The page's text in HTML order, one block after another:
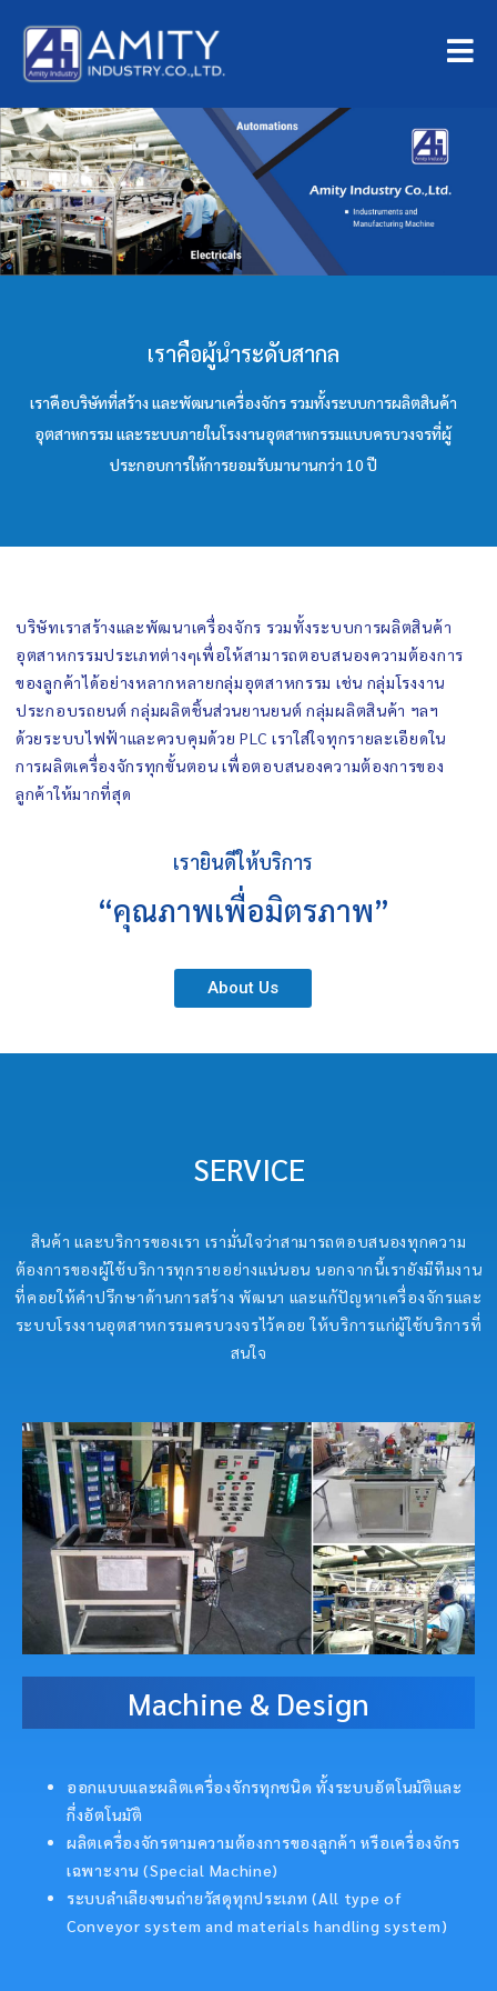
เราคือผู้นำระดับสากล
เราคือบริษัทที่สร้าง และพัฒนาเครื่องจักร รวมทั้งระบบการผลิตสินค้า
อุตสาหกรรม และระบบภายในโรงงานอุตสาหกรรมแบบครบวงจรที่ผู้
ประกอบการให้การยอมรับมานานกว่า 10 ปี
บริษัทเราสร้างและพัฒนาเครื่องจักร รวมทั้งระบบการผลิตสินค้า
อุตสาหกรรมประเภทต่างๆเพื่อให้สามารถตอบสนองความต้องการ
ของลูกค้าได้อย่างหลากหลายกลุ่มอุตสาหกรรม เช่น กลุ่มโรงงาน
ประกอบรถยนต์ กลุ่มผลิตชิ้นส่วนยานยนต์ กลุ่มผลิตสินค้า ฯลฯ
ด้วยระบบไฟฟ้าและควบคุมด้วย PLC เราใส่ใจทุกรายละเอียดใน
การผลิตเครื่องจักรทุกขั้นตอน เพื่อตอบสนองความต้องการของ
ลูกค้าให้มากที่สุด
เรายินดีให้บริการ
“คุณภาพเพื่อมิตรภาพ”
About Us
SERVICE
สินค้า และบริการของเรา เรามั่นใจว่าสามารถตอบสนองทุกความ
ต้องการของผู้ใช้บริการทุกรายอย่างแน่นอน นอกจากนี้เรายังมีทีมงาน
ที่คอยให้คำปรึกษาด้านการสร้าง พัฒนา และแก้ปัญหาเครื่องจักรและ
ระบบโรงงานอุตสาหกรรมครบวงจรไว้คอย ให้บริการแก่ผู้ใช้บริการที่
สนใจ
Machine & Design
ออกแบบและผลิตเครื่องจักรทุกชนิด ทั้งระบบอัตโนมัติและ
กึ่งอัตโนมัติ
ผลิตเครื่องจักรตามความต้องการของลูกค้า หรือเครื่องจักร
เฉพาะงาน (Special Machine)
ระบบลำเลียงขนถ่ายวัสดุทุกประเภท (All type of
Conveyor system and materials handling system)